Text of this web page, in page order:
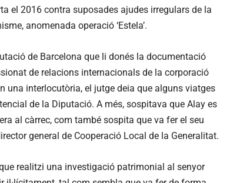
el 2016 contra suposades ajudes irregulars de la
anomenada operació ‘Estela’.
de Barcelona que li donés la documentació
de relacions internacionals de la corporació
una interlocutòria, el jutge deia que alguns viatges
de la Diputació. A més, sospitava que Alay es
al càrrec, com també sospita que va fer el seu
general de Cooperació Local de la Generalitat.
realitzi una investigació patrimonial al senyor